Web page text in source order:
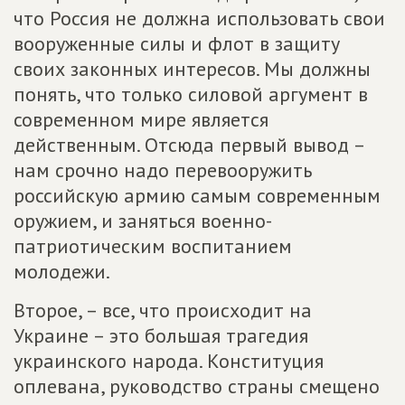
что Россия не должна использовать свои
вооруженные силы и флот в защиту
своих законных интересов. Мы должны
понять, что только силовой аргумент в
современном мире является
действенным. Отсюда первый вывод –
нам срочно надо перевооружить
российскую армию самым современным
оружием, и заняться военно-
патриотическим воспитанием
молодежи.
Второе, – все, что происходит на
Украине – это большая трагедия
украинского народа. Конституция
оплевана, руководство страны смещено